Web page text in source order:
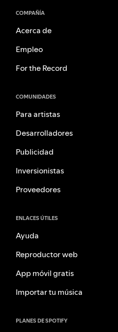
COMPAÑÍA
Acerca de
Empleo
For the Record
COMUNIDADES
Para artistas
Desarrolladores
Publicidad
Inversionistas
Proveedores
ENLACES ÚTILES
Ayuda
Reproductor web
App móvil gratis
Importar tu música
PLANES DE SPOTIFY